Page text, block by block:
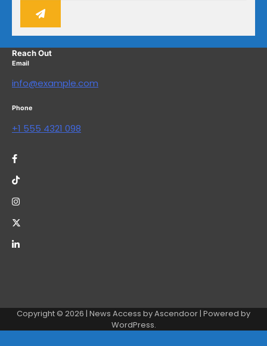
Reach Out
Email
info@example.com
Phone
+1 555 4321 098
Copyright © 2026 | News Access byAscendoor| Powered by
WordPress.